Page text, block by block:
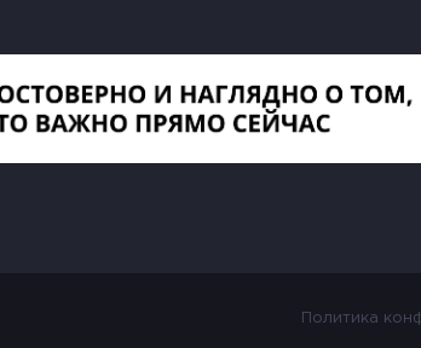
Политика